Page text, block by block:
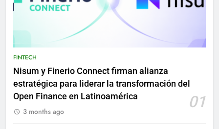
FINTECH
Nisum y Finerio Connect firman alianza
estratégica para liderar la transformación del
Open Finance en Latinoamérica
01
3 months ago